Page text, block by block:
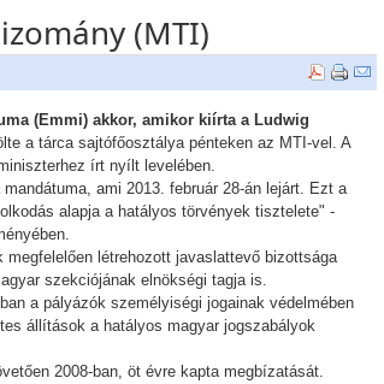
(MTI)
(Emmi) akkor, amikor kiírta a Ludwig
a tárca sajtófőosztálya pénteken az MTI-vel. A
írt nyílt levelében.
ami 2013. február 28-án lejárt. Ezt a
alapja a hatályos törvények tisztelete" -
létrehozott javaslattevő bizottsága
szekciójának elnökségi tagja is.
a pályázók személyiségi jogainak védelmében
állítások a hatályos magyar jogszabályok
2008-ban, öt évre kapta megbízatását.